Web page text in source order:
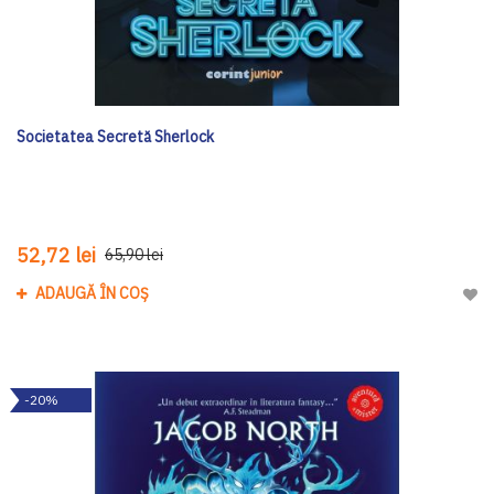
Societatea Secretă Sherlock
52,72 lei 65,90 lei
ADAUGĂ ÎN COȘ
-20%